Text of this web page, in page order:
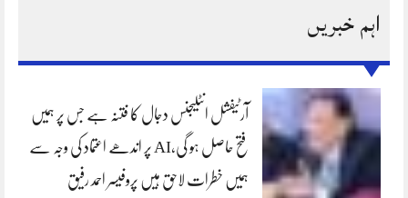
اہم خبریں
آرٹیفشل انٹلیجنس دجال کا فتنہ ہے جس پر ہمیں
فتح حاصل ہو گی،AI پر اندھے اعتماد کی وجہ سے
ہمیں خطرات لاحق ہیں پروفیسر احمد رفیق